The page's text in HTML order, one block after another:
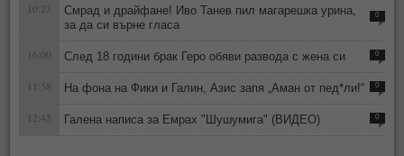
10:23
Смрад и драйфане! Иво Танев пил магарешка урина,
за да си върне гласа
0
16:00 След 18 години брак Геро обяви развода с жена си 0
11:58 На фона на Фики и Галин, Азис запя „Аман от пед*ли!“ 0
12:45 Галена написа за Емрах "Шушумига" (ВИДЕО) 0